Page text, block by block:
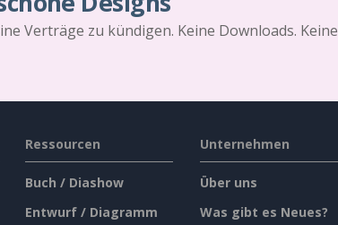
Verträge zu kündigen. Keine Downloads. Keine
Ressourcen
Buch / Diashow
Entwurf / Diagramm
Unternehmen
Über uns
Was gibt es Neues?